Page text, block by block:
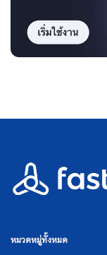
หมวดหมู่ทั้งหมด